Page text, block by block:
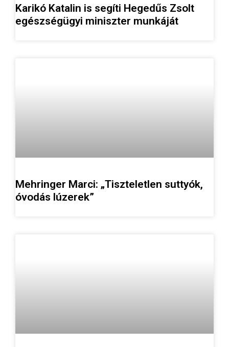
Karikó Katalin is segíti Hegedűs Zsolt
egészségügyi miniszter munkáját
Mehringer Marci: „Tiszteletlen suttyók,
óvodás lúzerek”